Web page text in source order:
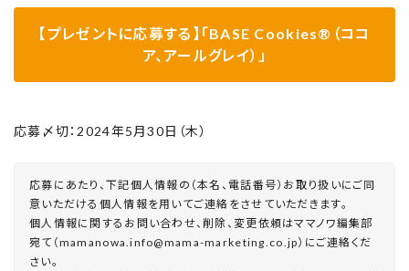
【プレゼントに応募する】「BASE Cookies®（ココ
ア、アールグレイ）」
応募〆切：2024年5月30日（木）
応募にあたり、下記個人情報の（本名、電話番号）お取り扱いにご同
意いただける個人情報を用いてご連絡をさせていただきます。
個人情報に関するお問い合わせ、削除、変更依頼はママノワ編集部
宛て（mamanowa.info@mama-marketing.co.jp）にご連絡くだ
さい。